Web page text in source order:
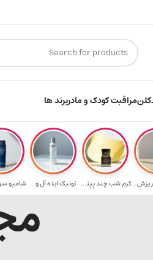
ارسال رایگان برای خرید ۳.۵
مراقبت کودک و مادربرند ها
شامپو ضد ریزش و... کرم شب چند پپتی... تونیک ایده آل و... شامپو